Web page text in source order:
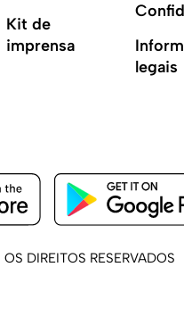
Kit de
imprensa
legais
DIREITOS RESERVADOS